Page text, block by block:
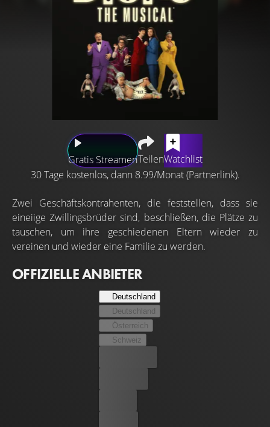
Gratis StreamenTeilenWatchlist
30 Tage kostenlos, dann 8.99/Monat (Partnerlink).
Zwei Geschäftskontrahenten, die feststellen, dass sie
eineiige Zwillingsbrüder sind, beschließen, die Plätze zu
tauschen, um ihre geschiedenen Eltern wieder zu
vereinen und wieder eine Familie zu werden.
OFFIZIELLE ANBIETER
Deutschland
Deutschland
Österreich
Schweiz